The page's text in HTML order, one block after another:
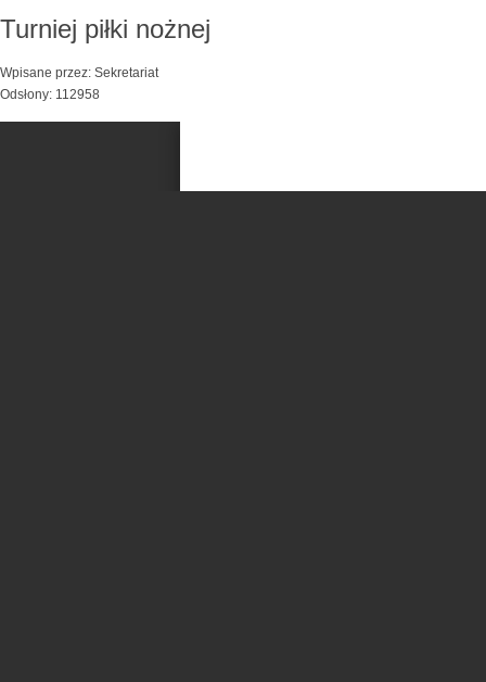
Turniej piłki nożnej
Wpisane przez: Sekretariat
Odsłony: 112958